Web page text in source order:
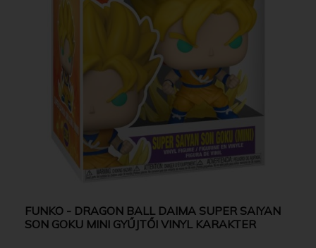
FUNKO - DRAGON BALL DAIMA SUPER SAIYAN
SON GOKU MINI GYŰJTŐI VINYL KARAKTER